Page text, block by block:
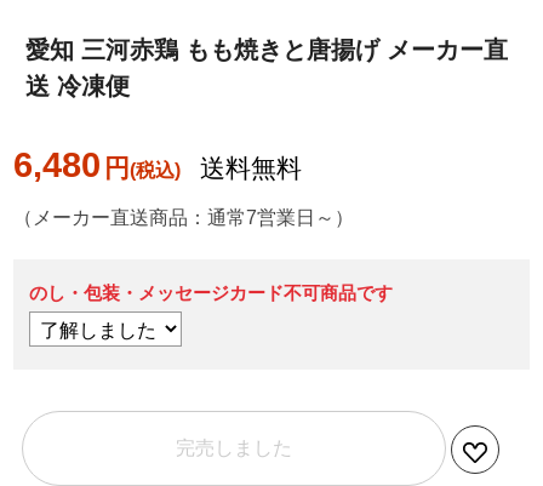
愛知 三河赤鶏 もも焼きと唐揚げ メーカー直
送 冷凍便
6,480 円 送料無料
（メーカー直送商品：通常7営業日～）
のし・包装・メッセージカード不可商品です
完売しました